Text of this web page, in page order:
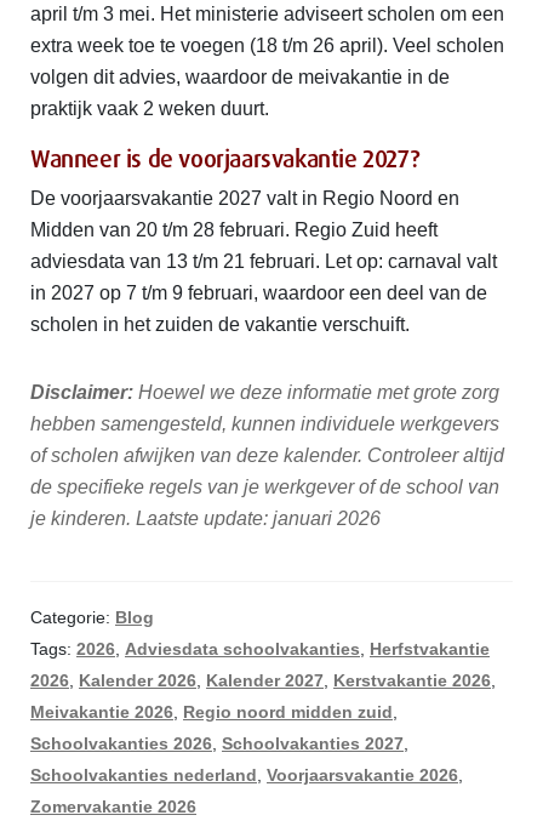
april t/m 3 mei. Het ministerie adviseert scholen om een
extra week toe te voegen (18 t/m 26 april). Veel scholen
volgen dit advies, waardoor de meivakantie in de
praktijk vaak 2 weken duurt.
Wanneer is de voorjaarsvakantie 2027?
De voorjaarsvakantie 2027 valt in Regio Noord en
Midden van 20 t/m 28 februari. Regio Zuid heeft
adviesdata van 13 t/m 21 februari. Let op: carnaval valt
in 2027 op 7 t/m 9 februari, waardoor een deel van de
scholen in het zuiden de vakantie verschuift.
Disclaimer: Hoewel we deze informatie met grote zorg
hebben samengesteld, kunnen individuele werkgevers
of scholen afwijken van deze kalender. Controleer altijd
de specifieke regels van je werkgever of de school van
je kinderen. Laatste update: januari 2026
Categorie: Blog
Tags: 2026, Adviesdata schoolvakanties, Herfstvakantie
2026, Kalender 2026, Kalender 2027, Kerstvakantie 2026,
Meivakantie 2026, Regio noord midden zuid,
Schoolvakanties 2026, Schoolvakanties 2027,
Schoolvakanties nederland, Voorjaarsvakantie 2026,
Zomervakantie 2026